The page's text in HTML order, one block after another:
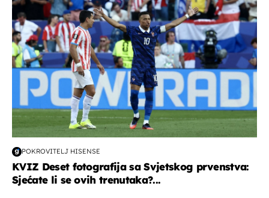
POKROVITELJ HISENSE
KVIZ Deset fotografija sa Svjetskog prvenstva:
Sjećate li se ovih trenutaka?...